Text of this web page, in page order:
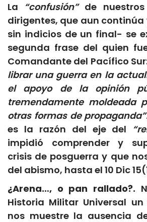
La “confusión”de nuestros
dirigentes, que aun continúa
sin indicios de un final- se
segunda frase del quien
Comandante del Pacífico
librar una guerra en la
el apoyo de la opinión
tremendamente moldeada
otras formas de
es la razón del eje del
impidió comprender y
crisis de posguerra y que
del abismo, hasta el 10 Dic
¿Arena…, o pan rallado?.
Historia Militar Universal
nos muestre la ausencia